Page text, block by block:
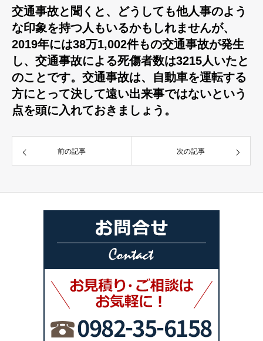
交通事故と聞くと、どうしても他人事のよう
な印象を持つ人もいるかもしれませんが、
2019年には38万1,002件もの交通事故が発生
し、交通事故による死傷者数は3215人いたと
のことです。交通事故は、自動車を運転する
方にとって決して遠い出来事ではないという
点を頭に入れておきましょう。
前の記事 次の記事